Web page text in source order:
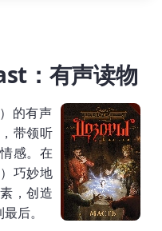
：有声读物
的有声
带领听
感。在
巧妙地
，创造
后。